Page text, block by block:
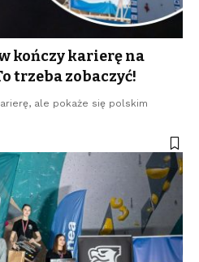
kończy karierę na
trzeba zobaczyć!
ale pokaże się polskim